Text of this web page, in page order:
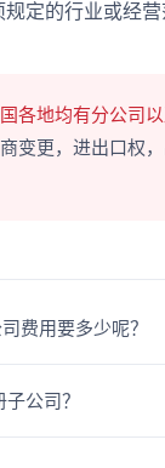
的行业或经营
各地均有分公司
变更，进出口权
公司？
费用要多少呢？